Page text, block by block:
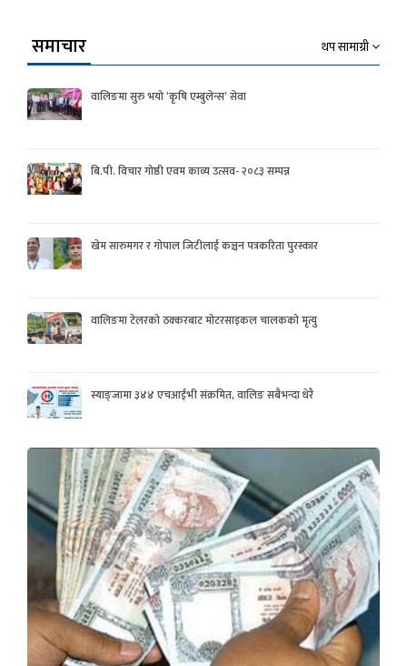
समाचार थप सामाग्री
वालिङमा सुरु भयो ‘कृषि एम्बुलेन्स’ सेवा
बि.पी. विचार गोष्ठी एवम काव्य उत्सव- २०८३ सम्पन्न
खेम सारुमगर र गोपाल जिटीलाई कञ्चन पत्रकरिता पुरस्कार
वालिङमा टेलरको ठक्करबाट मोटरसाइकल चालकको मृत्यु
स्याङ्जामा ३४४ एचआईभी संक्रमित, वालिङ सबैभन्दा धेरै